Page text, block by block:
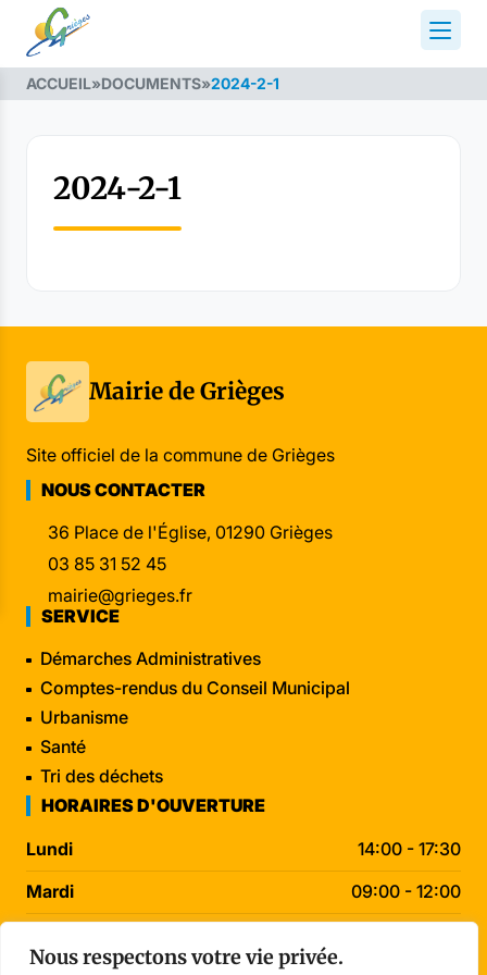
Nous respectons votre vie privée.
ACCUEIL»DOCUMENTS»2024-2-1
2024-2-1
Mairie de Grièges
Site officiel de la commune de Grièges
NOUS CONTACTER
36 Place de l'Église, 01290 Grièges
03 85 31 52 45
mairie@grieges.fr
SERVICE
Démarches Administratives
Comptes-rendus du Conseil Municipal
Urbanisme
Santé
Tri des déchets
HORAIRES D'OUVERTURE
Lundi
14:00 - 17:30
Mardi
09:00 - 12:00